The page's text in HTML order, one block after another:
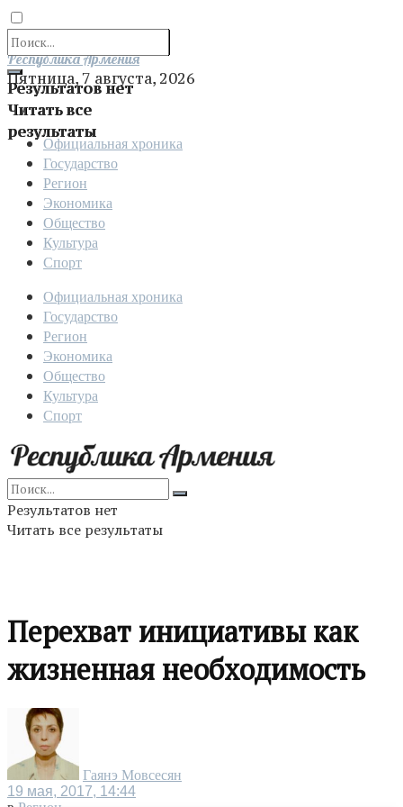
Результатов нет
Читать все
результаты
Отправить
Республика Армения
Пятница, 7 августа, 2026
Официальная хроника
Государство
Регион
Экономика
Общество
Культура
Спорт
Официальная хроника
Государство
Регион
Экономика
Общество
Культура
Спорт
Результатов нет
Читать все результаты
Перехват инициативы как
жизненная необходимость
Гаянэ Мовсесян
19 мая, 2017, 14:44